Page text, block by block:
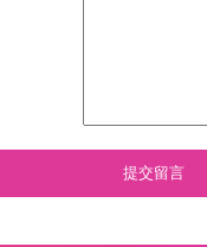
提交留言